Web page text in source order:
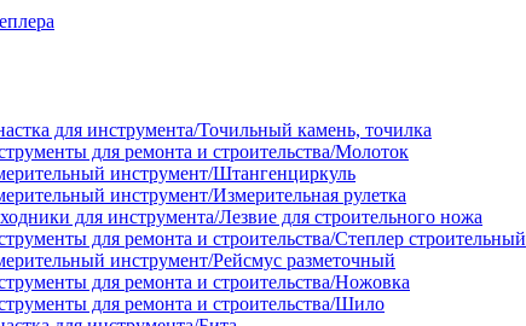
для инструмента/Точильный камень, точилка
для ремонта и строительства/Молоток
инструмент/Штангенциркуль
инструмент/Измерительная рулетка
для инструмента/Лезвие для строительного ножа
для ремонта и строительства/Степлер строительный
инструмент/Рейсмус разметочный
для ремонта и строительства/Ножовка
для ремонта и строительства/Шило